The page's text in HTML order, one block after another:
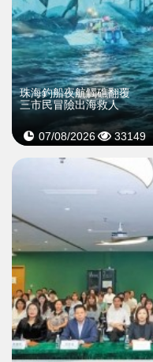
珠海釣船夜航觸礁翻覆
三市民冒險出海救人
07/08/2026 33149